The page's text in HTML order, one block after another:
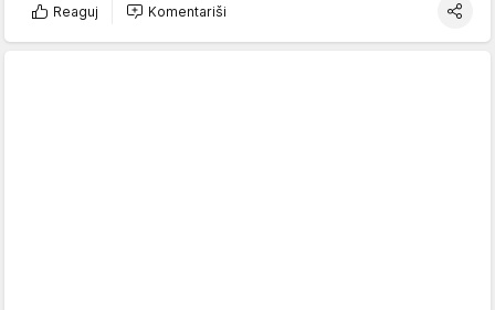
Reaguj Komentariši